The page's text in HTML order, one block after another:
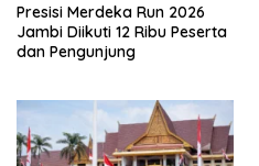
Presisi Merdeka Run 2026
Jambi Diikuti 12 Ribu Peserta
dan Pengunjung